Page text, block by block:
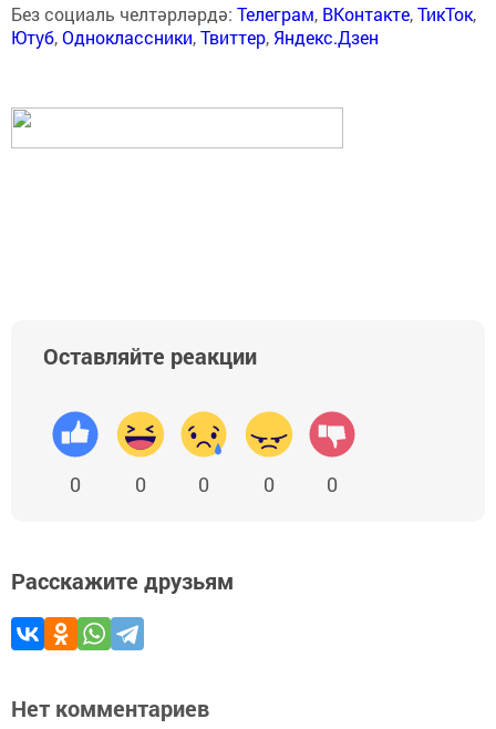
Без социаль челтәрләрдә: Телеграм, ВКонтакте,ТикТок,
Ютуб,Одноклассники,Твиттер, Яндекс.Дзен
Оставляйте реакции
0 0 0 0 0
Расскажите друзьям
Нет комментариев